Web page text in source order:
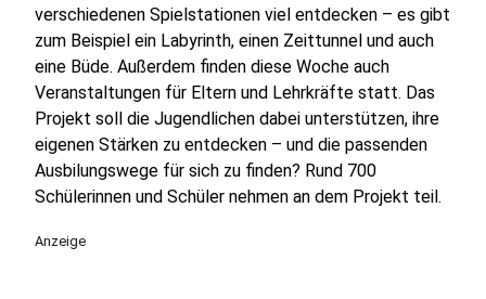
verschiedenen Spielstationen viel entdecken – es gibt
zum Beispiel ein Labyrinth, einen Zeittunnel und auch
eine Büde. Außerdem finden diese Woche auch
Veranstaltungen für Eltern und Lehrkräfte statt. Das
Projekt soll die Jugendlichen dabei unterstützen, ihre
eigenen Stärken zu entdecken – und die passenden
Ausbilungswege für sich zu finden? Rund 700
Schülerinnen und Schüler nehmen an dem Projekt teil.
Anzeige